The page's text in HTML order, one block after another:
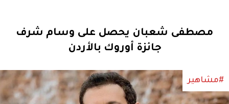
مصطفى شعبان يحصل على وسام شرف
جائزة أوروك بالأردن
#مشاهير